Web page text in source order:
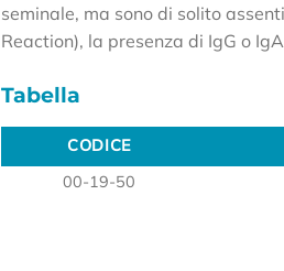
seminale, ma sono di solito
Reaction), la presenza di IgG o
Tabella
CODICE
CODICE
00-19-50